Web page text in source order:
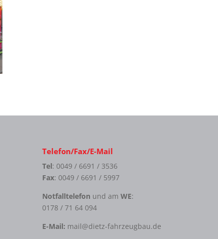
Telefon/Fax/E-Mail
Tel: 0049 / 6691 / 3536
Fax: 0049 / 6691 / 5997
Notfalltelefon und am WE:
0178 / 71 64 094
E-Mail: mail@dietz-fahrzeugbau.de